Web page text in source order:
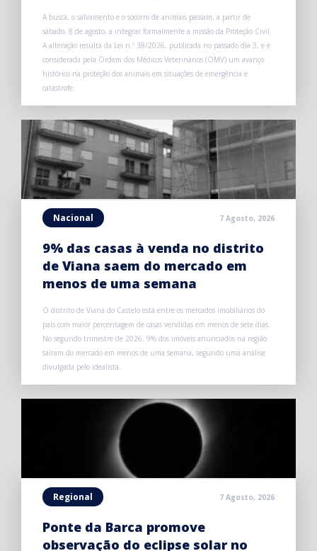
A busca, o salvamento e o socorro de animais passam, a partir de
sábado, 8 de agosto, a integrar formalmente a missão da Proteção Civil.
A alteração resulta da Lei n.º 38/2026, publicada no passado dia 3, e é
considerada pela Ordem dos Médicos Veterinários (OMV) um avanço
histórico na proteção dos animais em situações de emergência e
catástrofe.
Nacional 7 Agosto, 2026
9% das casas à venda no distrito
de Viana saem do mercado em
menos de uma semana
O distrito de Viana do Castelo está entre os mercados imobiliários do
país com maior percentagem de casas vendidas em menos de sete dias.
No segundo trimestre de 2026, 9% dos imóveis anunciados na região
saíram do mercado em menos de uma semana, segundo uma análise
divulgada pelo idealista.
Regional 7 Agosto, 2026
Ponte da Barca promove
observação do eclipse solar no